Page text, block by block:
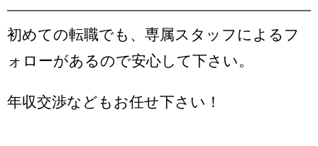
初めての転職でも、専属スタッフによるフ
ォローがあるので安心して下さい。
年収交渉などもお任せ下さい！